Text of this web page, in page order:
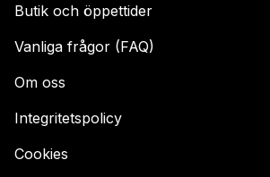
Butik och öppettider
Vanliga frågor (FAQ)
Om oss
Integritetspolicy
Cookies